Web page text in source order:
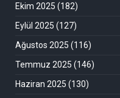
Ekim 2025 (182)
Eylül 2025 (127)
Ağustos 2025 (116)
Temmuz 2025 (146)
Haziran 2025 (130)